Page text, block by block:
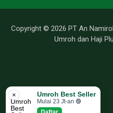
× Umroh Best Seller
Mulai 23 Jt-an 🟢
Copyright © 2026 PT An
Umroh dan Haji